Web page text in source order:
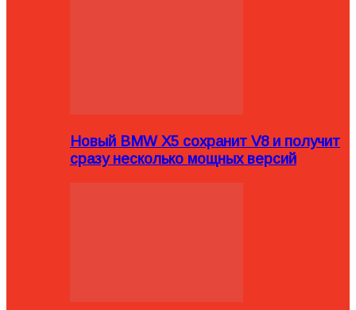
Новый BMW X5 сохранит V8 и получит
сразу несколько мощных версий